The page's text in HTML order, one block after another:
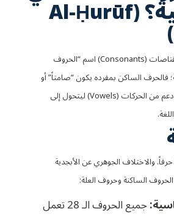
اللغة العربية؟ (Al-Ḥurūf
في اللغة العربية، يُطلق على القناصات (Consonants) اسم “الحروف
فالحرف الساكن بمفرده يكون “صامتاً” أو
“في حالة راحة”. هو يحتاج إلى دعم من الحركات (Vowels) ليتحول إلى
الأبجدية العربية من 28 حرفاً. والاختلاف الجوهري عن الأبجدية
الحروف الساكنة وحروف العلة:
جميع الحروف الـ 28 تعمل